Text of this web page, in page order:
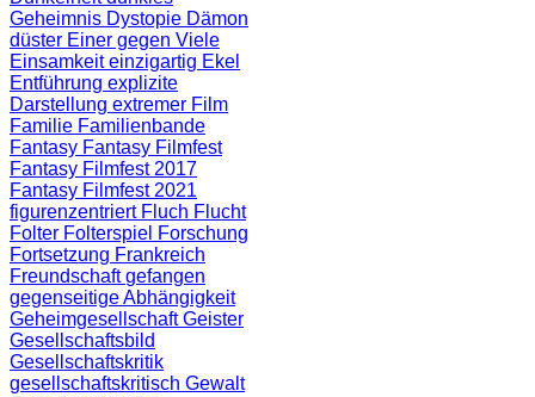
Geheimnis Dystopie Dämon
düster Einer gegen Viele
Einsamkeiteinzigartig Ekel
Entführung explizite
Darstellung extremer Film
Familie Familienbande
Fantasy Fantasy Filmfest
Fantasy Filmfest 2017
Fantasy Filmfest 2021
figurenzentriert Fluch Flucht
Folter Folterspiel Forschung
Fortsetzung Frankreich
Freundschaftgefangen
gegenseitige Abhängigkeit
GeheimgesellschaftGeister
Gesellschaftsbild
Gesellschaftskritik
gesellschaftskritisch Gewalt